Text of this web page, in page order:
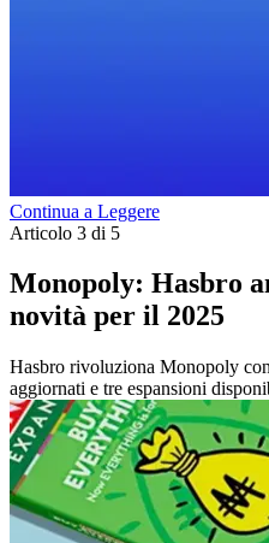
Continua a Leggere
Articolo 3 di 5
Monopoly: Hasbro
novità per il 2025
Hasbro rivoluziona Monopoly
aggiornati e tre espansioni